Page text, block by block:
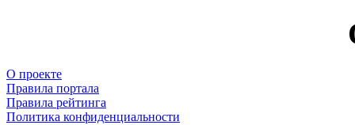
О проекте
Правила портала
Правила рейтинга
Политика конфиденциальности